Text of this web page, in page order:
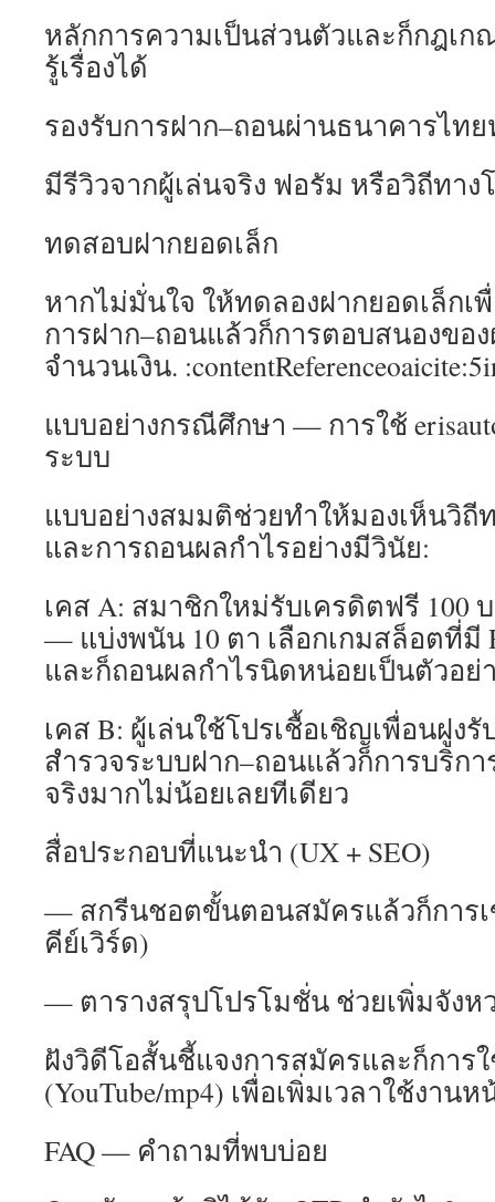
หลักการความเป็นส่วนตัวและก็กฎเก
รู้เรื่องได้
รองรับการฝาก–ถอนผ่านธนาคารไทย
มีรีวิวจากผู้เล่นจริง ฟอรัม หรือวิถีทา
ทดสอบฝากยอดเล็ก
หากไม่มั่นใจ ให้ทดลองฝากยอดเล็กเ
การฝาก–ถอนแล้วก็การตอบสนองขอ
จำนวนเงิน.
แบบอย่างกรณีศึกษา — การใช้
ระบบ
แบบอย่างสมมติช่วยทำให้มองเห็นวิถี
และการถอนผลกำไรอย่างมีวินัย:
เคส A: สมาชิกใหม่รับเครดิตฟรี 100
— แบ่งพนัน 10 ตา เลือกเกมสล็อตที่มี
และก็ถอนผลกำไรนิดหน่อยเป็นตัวอย่
เคส B: ผู้เล่นใช้โปรเชื้อเชิญเพื่อนฝูง
สำรวจระบบฝาก–ถอนแล้วก็การบริก
จริงมากไม่น้อยเลยทีเดียว
สื่อประกอบที่แนะนำ (UX + SEO)
— สกรีนชอตขั้นตอนสมัครแล้วก็การเ
คีย์เวิร์ด)
— ตารางสรุปโปรโมชั่น ช่วยเพิ่มจังหว
ฝังวิดีโอสั้นชี้แจงการสมัครและก็การ
(YouTube/mp4) เพื่อเพิ่มเวลาใช้งา
FAQ — คำถามที่พบบ่อย